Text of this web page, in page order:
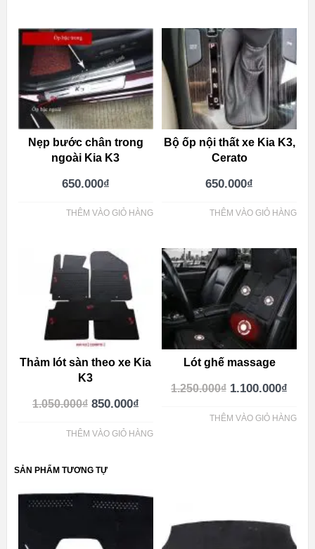
Nẹp bước chân trong
ngoài Kia K3
650.000₫
THÊM VÀO GIỎ HÀNG
Bộ ốp nội thất xe Kia K3,
Cerato
650.000₫
THÊM VÀO GIỎ HÀNG
Thảm lót sàn theo xe Kia
K3
1.050.000₫ 850.000₫
THÊM VÀO GIỎ HÀNG
Lót ghế massage
1.250.000₫ 1.100.000₫
THÊM VÀO GIỎ HÀNG
SẢN PHẨM TƯƠNG TỰ